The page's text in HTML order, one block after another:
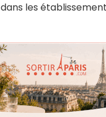
dans les